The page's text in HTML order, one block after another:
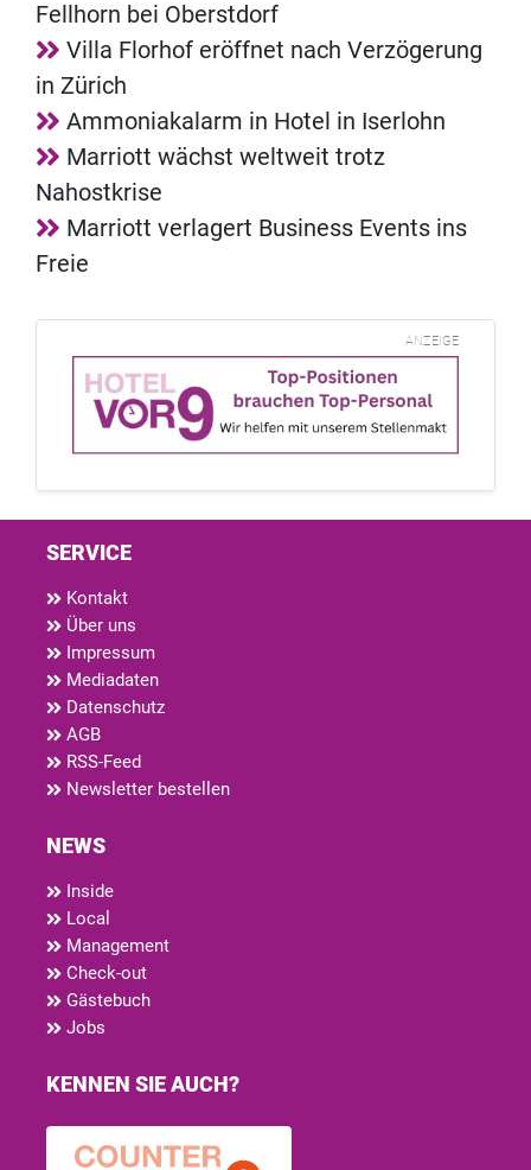
Fellhorn bei Oberstdorf
Villa Florhof eröffnet nach Verzögerung
in Zürich
Ammoniakalarm in Hotel in Iserlohn
Marriott wächst weltweit trotz
Nahostkrise
Marriott verlagert Business Events ins
Freie
ANZEIGE
SERVICE
Kontakt
Über uns
Impressum
Mediadaten
Datenschutz
AGB
RSS-Feed
Newsletter bestellen
NEWS
Inside
Local
Management
Check-out
Gästebuch
Jobs
KENNEN SIE AUCH?